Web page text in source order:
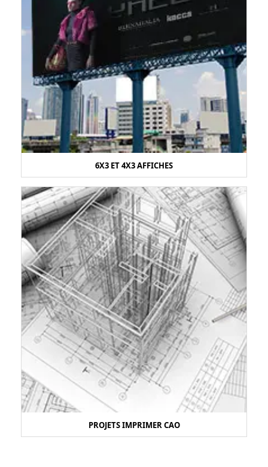
6X3 ET 4X3 AFFICHES
PROJETS IMPRIMER CAO